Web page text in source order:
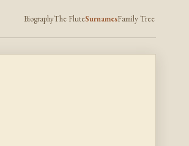
BiographyThe FluteSurnamesFamily Tree